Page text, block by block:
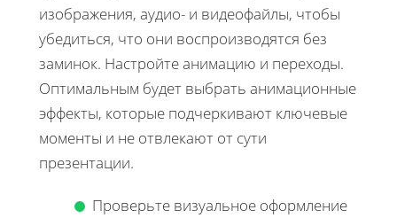
изображения, аудио- и видеофайлы, чтобы
убедиться, что они воспроизводятся без
заминок. Настройте анимацию и переходы.
Оптимальным будет выбрать анимационные
эффекты, которые подчеркивают ключевые
моменты и не отвлекают от сути
презентации.
Проверьте визуальное оформление